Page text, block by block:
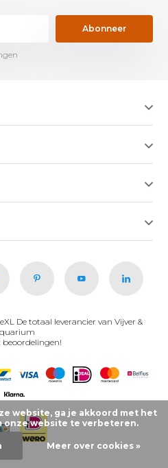
Abonneer
De totaal leverancier van Vijver &
beoordelingen!
website, ga je akkoord met het
onze website te verbeteren.
Meer over cookies »